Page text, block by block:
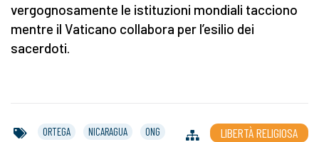
vergognosamente le istituzioni mondiali tacciono
mentre il Vaticano collabora per l’esilio dei
sacerdoti.
ORTEGA NICARAGUA ONG LIBERTÀ RELIGIOSA